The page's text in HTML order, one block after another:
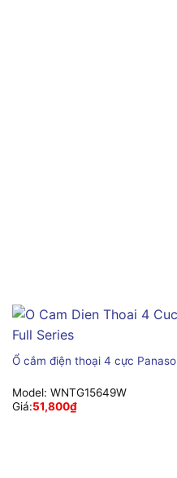
Ổ cắm điện thoại 4 cực
Model: WNTG15649W
Giá:51,800₫